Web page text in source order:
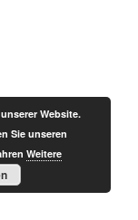
Website.
Sie unseren
Weitere